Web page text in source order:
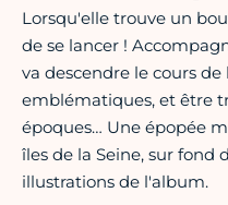
Lorsqu'elle trouve un
de se lancer !
va descendre le cours de
emblématiques, et être
époques… Une épopée
îles de la Seine, sur fond
illustrations de l'album.